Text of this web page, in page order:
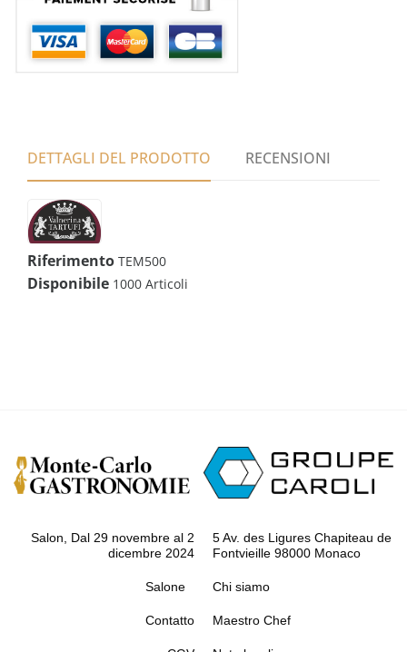
DETTAGLI DEL PRODOTTO RECENSIONI
Riferimento TEM500
Disponibile 1000 Articoli
Salon, Dal 29 novembre al 2
dicembre 2024
5 Av. des Ligures Chapiteau de
Fontvieille 98000 Monaco
Salone
Contatto
Chi siamo
Maestro Chef